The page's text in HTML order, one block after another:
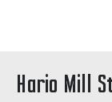
Hario Mill